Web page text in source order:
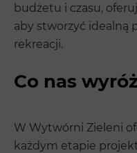
budżetu i czasu,
aby stworzyć idealną
rekreacji.
Co nas
W Wytwórni Zieleni
każdym etapie